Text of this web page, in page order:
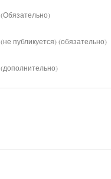
(Обязательно)
(не публикуется) (обязательно)
(дополнительно)